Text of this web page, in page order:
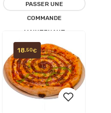
MORE
PASSER UNE
COMMANDE
MAINTENANT
18 ,50€